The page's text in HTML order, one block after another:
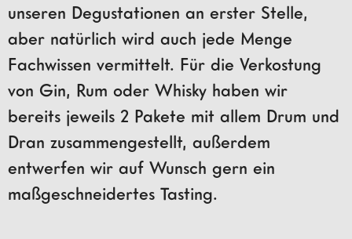
unseren Degustationen an erster Stelle,
aber natürlich wird auch jede Menge
Fachwissen vermittelt. Für die Verkostung
von Gin, Rum oder Whisky haben wir
bereits jeweils 2 Pakete mit allem Drum und
Dran zusammengestellt, außerdem
entwerfen wir auf Wunsch gern ein
maßgeschneidertes Tasting.